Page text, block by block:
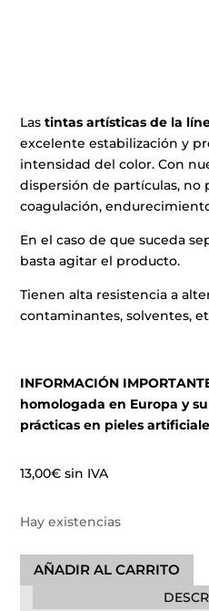
Lastintas artísticas de la
excelente estabilización y
intensidad del color. Con
dispersión de partículas,
coagulación,
En el caso de que suceda
basta agitar el producto.
Tienen alta resistencia a
contaminantes, solventes,
INFORMACIÓN
homologada en Europa y
prácticas en pieles
13,00€ sin IVA
Hay existencias
Maya
Blue
AÑADIR AL CARRITO